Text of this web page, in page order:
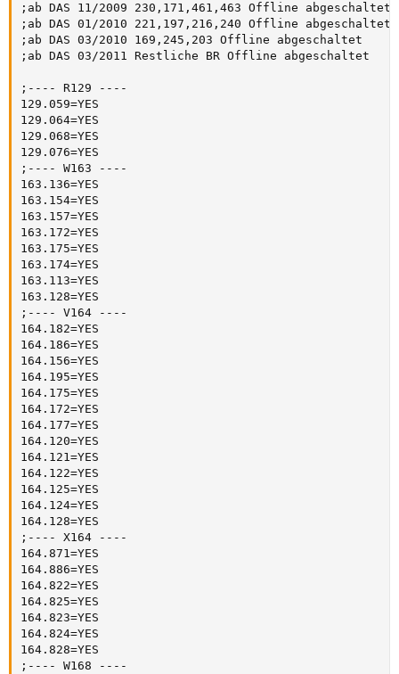
;ab DAS 11/2009 230,171,461,463 Offline
;ab DAS 01/2010 221,197,216,240 Offline
;ab DAS 03/2010 169,245,203 Offline abgeschaltet
;ab DAS 03/2011 Restliche BR Offline abgeschaltet
;---- R129 ----
129.059=YES
129.064=YES
129.068=YES
129.076=YES
;---- W163 ----
163.136=YES
163.154=YES
163.157=YES
163.172=YES
163.175=YES
163.174=YES
163.113=YES
163.128=YES
;---- V164 ----
164.182=YES
164.186=YES
164.156=YES
164.195=YES
164.175=YES
164.172=YES
164.177=YES
164.120=YES
164.121=YES
164.122=YES
164.125=YES
164.124=YES
164.128=YES
;---- X164 ----
164.871=YES
164.886=YES
164.822=YES
164.825=YES
164.823=YES
164.824=YES
164.828=YES
;---- W168 ----